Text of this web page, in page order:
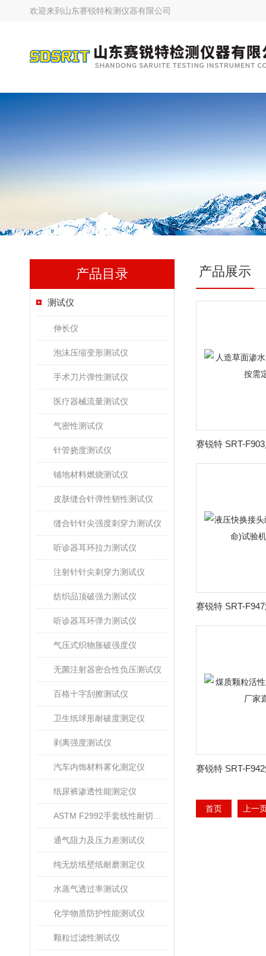
欢迎来到 山东赛锐特检测仪器有限公司
产品目录
测试仪
伸长仪
泡沫压缩变形测试仪
手术刀片弹性测试仪
医疗器械流量测试仪
气密性测试仪
针管挠度测试仪
铺地材料燃烧测试仪
皮肤缝合针弹性韧性测试仪
缝合针针尖强度刺穿力测试仪
听诊器耳环拉力测试仪
注射针针尖刺穿力测试仪
纺织品顶破强力测试仪
听诊器耳环弹力测试仪
气压式织物胀破强度仪
无菌注射器密合性负压测试仪
百格十字刮擦测试仪
卫生纸球形耐破度测定仪
剥离强度测试仪
汽车内饰材料雾化测定仪
纸尿裤渗透性能测定仪
通气阻力及压力差测试仪
纯无纺纸壁纸耐磨测定仪
水蒸气透过率测试仪
化学物质防护性能测试仪
颗粒过滤性测试仪
产品展示
首页 上一